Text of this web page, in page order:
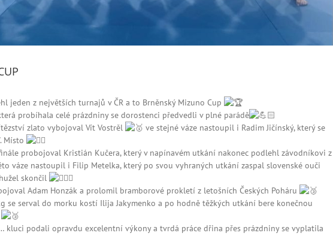
jeden z největších turnajů v ČR a to Brněnský Mizuno Cup
probíhala celé prázdniny se dorostenci předvedli v plné parádě
zlato vybojoval Vít Vostrěl
ve stejné váze nastoupil i Radim Jičínský, který se
Místo
probojoval Kristián Kučera, který v napínavém utkání nakonec podlehl závodníkovi z
váze nastoupil i Filip Metelka, který po svou vyhraných utkání zaspal slovenské ouči
skončil
Adam Honzák a prolomil bramborové prokletí z letošních Českých Poháru
se serval do morku kostí Ilija Jakymenko a po hodně těžkých utkání bere konečnou
kluci podali opravdu excelentní výkony a tvrdá práce dřina přes prázdniny se vyplatila